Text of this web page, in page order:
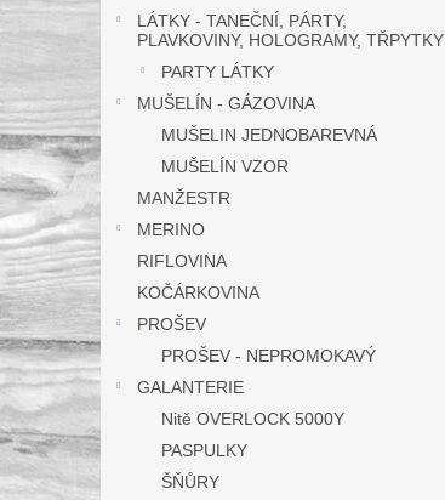
LÁTKY - TANEČNÍ, PÁRTY,
PLAVKOVINY, HOLOGRAMY, TŘPYTKY
PARTY LÁTKY
MUŠELÍN - GÁZOVINA
MUŠELIN JEDNOBAREVNÁ
MUŠELÍN VZOR
MANŽESTR
MERINO
RIFLOVINA
KOČÁRKOVINA
PROŠEV
PROŠEV - NEPROMOKAVÝ
GALANTERIE
Nitě OVERLOCK 5000Y
PASPULKY
ŠŇŮRY